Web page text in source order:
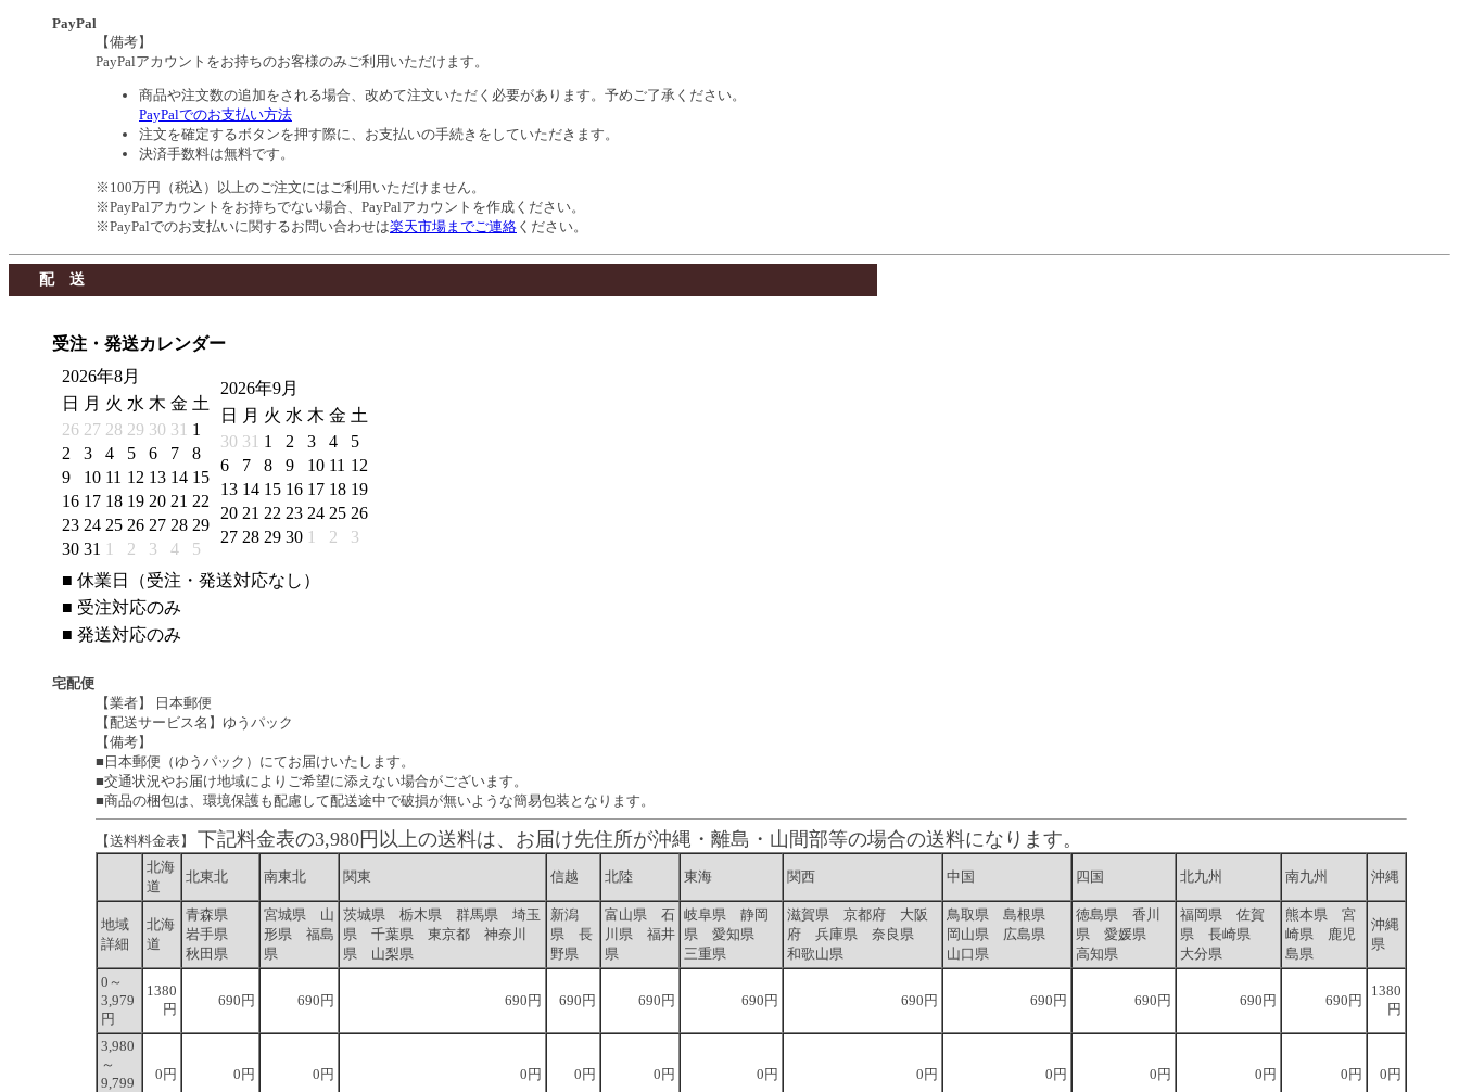
PayPal
【備考】
PayPalアカウントをお持ちのお客様のみご利用いただけます。
商品や注文数の追加をされる場合、改めて注文いただく必要があります。予めご了承ください。
PayPalでのお支払い方法
注文を確定するボタンを押す際に、お支払いの手続きをしていただきます。
決済手数料は無料です。
※100万円（税込）以上のご注文にはご利用いただけません。
※PayPalアカウントをお持ちでない場合、PayPalアカウントを作成ください。
※PayPalでのお支払いに関するお問い合わせは楽天市場までご連絡 ください。
配 送
受注・発送カレンダー
2026年8月
日
月 火 水 木 金 土
26 27 28 29 30 31 1
2
3 4 5 6 7
8
9
10 11 12 13 14 15
16 17 18 19 20 21 22
23 24 25 26 27 28 29
30 31 1 2 3 4 5
2026年9月
日
月 火 水 木 金 土
30 31 1 2 3 4
5
6
7 8 9 10 11 12
13 14 15 16 17 18 19
20 21 22 23 24 25 26
27 28 29 30 1 2 3
■ 休業日（受注・発送対応なし）
■ 受注対応のみ
■ 発送対応のみ
宅配便
【業者】 日本郵便
【配送サービス名】ゆうパック
【備考】
■日本郵便（ゆうパック）にてお届けいたします。
■交通状況やお届け地域によりご希望に添えない場合がございます。
■商品の梱包は、環境保護も配慮して配送途中で破損が無いような簡易包装となります。
【送料料金表】 下記料金表の3,980円以上の送料は、お届け先住所が沖縄・離島・山間部等の場合の送料になります。
北海
道
北東北 南東北 関東 信越 北陸 東海 関西 中国 四国 北九州 南九州 沖縄
地域
詳細
北海
道
青森県
岩手県
秋田県
宮城県 山
形県 福島
県
茨城県 栃木県 群馬県 埼玉
県 千葉県 東京都 神奈川
県 山梨県
新潟
県 長
野県
富山県 石
川県 福井
県
岐阜県 静岡
県 愛知県
三重県
滋賀県 京都府 大阪
府 兵庫県 奈良県
和歌山県
鳥取県 島根県
岡山県 広島県
山口県
徳島県 香川
県 愛媛県
高知県
福岡県 佐賀
県 長崎県
大分県
熊本県 宮
崎県 鹿児
島県
沖縄
県
0～
3,979
円
1380
円
690円 690円 690円 690円 690円 690円 690円 690円 690円 690円 690円
1380
円
3,980
～
9,799
0円 0円 0円 0円 0円 0円 0円 0円 0円 0円 0円 0円 0円